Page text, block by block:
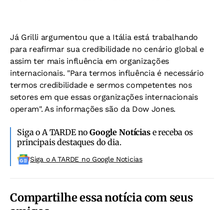
Já Grilli argumentou que a Itália está trabalhando
para reafirmar sua credibilidade no cenário global e
assim ter mais influência em organizações
internacionais. "Para termos influência é necessário
termos credibilidade e sermos competentes nos
setores em que essas organizações internacionais
operam". As informações são da Dow Jones.
Siga o A TARDE noGoogle Notíciase receba os
principais destaques do dia.
Siga o A TARDE no Google Noticias
Compartilhe essa notícia com seus